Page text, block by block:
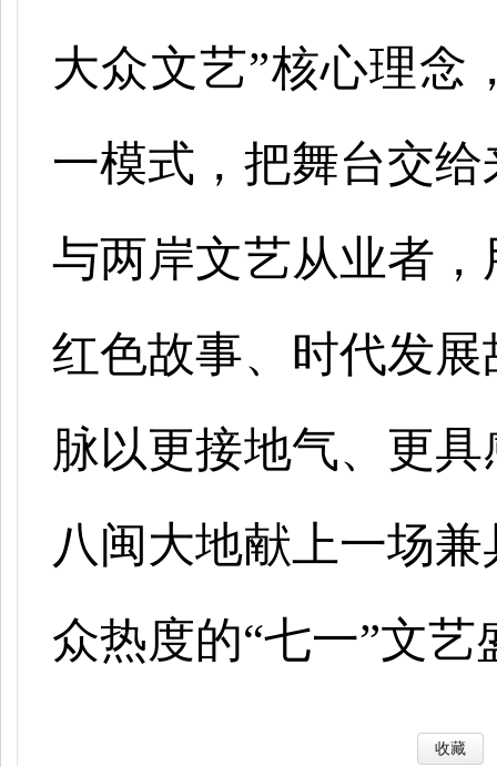
大众文艺”核心理念
一模式，把舞台交
与两岸文艺从业者
红色故事、时代发
脉以更接地气、更
八闽大地献上一场
众热度的“七一”文艺
收藏